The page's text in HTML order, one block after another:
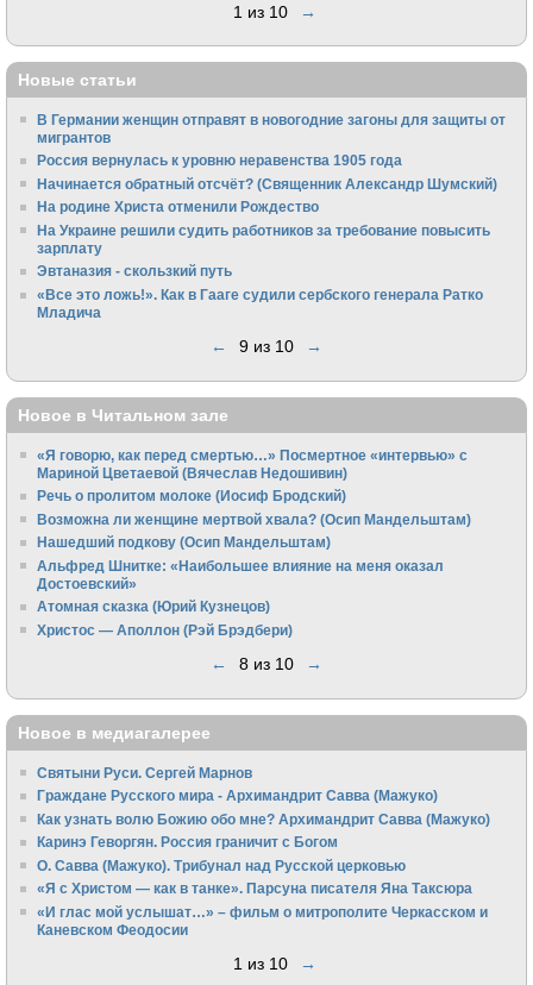
1 из 10 →
Новые статьи
В Германии женщин отправят в новогодние загоны для защиты от
мигрантов
Россия вернулась к уровню неравенства 1905 года
Начинается обратный отсчёт? (Священник Александр Шумский)
На родине Христа отменили Рождество
На Украине решили судить работников за требование повысить
зарплату
Эвтаназия - скользкий путь
«Все это ложь!». Как в Гааге судили сербского генерала Ратко
Младича
← 9 из 10 →
Новое в Читальном зале
«Я говорю, как перед смертью…» Посмертное «интервью» с
Мариной Цветаевой (Вячеслав Недошивин)
Речь о пролитом молоке (Иосиф Бродский)
Возможна ли женщине мертвой хвала? (Осип Мандельштам)
Нашедший подкову (Осип Мандельштам)
Альфред Шнитке: «Наибольшее влияние на меня оказал
Достоевский»
Атомная сказка (Юрий Кузнецов)
Христос — Аполлон (Рэй Брэдбери)
← 8 из 10 →
Новое в медиагалерее
Святыни Руси. Сергей Марнов
Граждане Русского мира - Архимандрит Савва (Мажуко)
Как узнать волю Божию обо мне? Архимандрит Савва (Мажуко)
Каринэ Геворгян. Россия граничит с Богом
О. Савва (Мажуко). Трибунал над Русской церковью
«Я с Христом — как в танке». Парсуна писателя Яна Таксюра
«И глас мой услышат…» – фильм о митрополите Черкасском и
Каневском Феодосии
1 из 10 →